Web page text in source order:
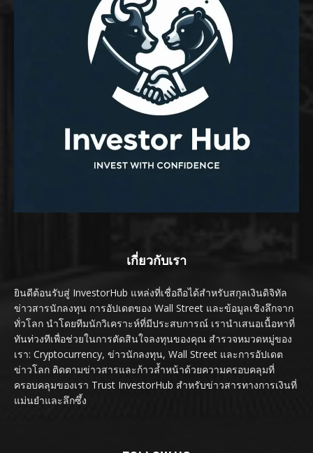
เกี่ยวกับเรา
ยินดีต้อนรับสู่ InvestorHub แหล่งที่เชื่อถือได้สำหรับสกุลเงินดิจิทัล
ข่าวสารนักลงทุน การอัปเดตของ Wall Street และข้อมูลเชิงลึกจาก
ทั่วโลก นำโดยทีมนักวิเคราะห์ที่มีประสบการณ์ เรานำเสนอเนื้อหาที่
ทันท่วงทีเพื่อช่วยในการตัดสินใจลงทุนของคุณ สำรวจหมวดหมู่ของ
เรา: Cryptocurrency, ข่าวนักลงทุน, Wall Street และการอัปเดต
ข่าวโลก ติดตามข่าวสารและก้าวล้ำหน้าด้วยความครอบคลุมที่
ครอบคลุมของเรา Trust InvestorHub สำหรับข่าวสารทางการเงินที่
แม่นยำและลึกซึ้ง